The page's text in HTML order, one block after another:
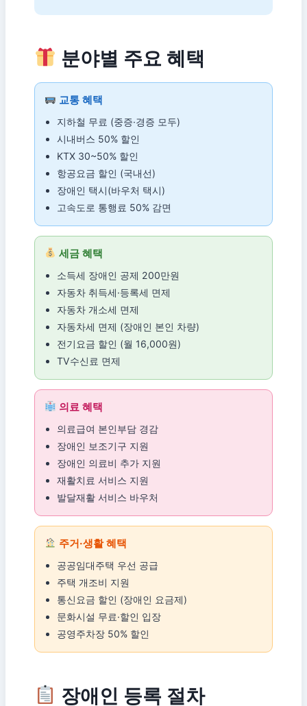
분야별 주요 혜택
교통 혜택
지하철 무료 (중증·경증 모두)
시내버스 50% 할인
KTX 30~50% 할인
항공요금 할인 (국내선)
장애인 택시(바우처 택시)
고속도로 통행료 50% 감면
세금 혜택
소득세 장애인 공제 200만원
자동차 취득세·등록세 면제
자동차 개소세 면제
자동차세 면제 (장애인 본인 차량)
전기요금 할인 (월 16,000원)
TV수신료 면제
의료 혜택
의료급여 본인부담 경감
장애인 보조기구 지원
장애인 의료비 추가 지원
재활치료 서비스 지원
발달재활 서비스 바우처
주거·생활 혜택
공공임대주택 우선 공급
주택 개조비 지원
통신요금 할인 (장애인 요금제)
문화시설 무료·할인 입장
공영주차장 50% 할인
장애인 등록 절차